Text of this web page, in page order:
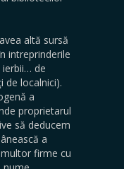
altă sursă
intreprinderile
ierbii… de
de localnici).
a
proprietarul
să deducem
a
firme cu